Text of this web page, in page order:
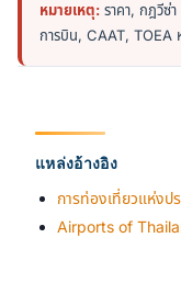
หมายเหตุ: ราคา, กฎวีซ่
การบิน, CAAT, TOEA
แหล่งอ้างอิง
การท่องเที่ยวแห่งป
Airports of